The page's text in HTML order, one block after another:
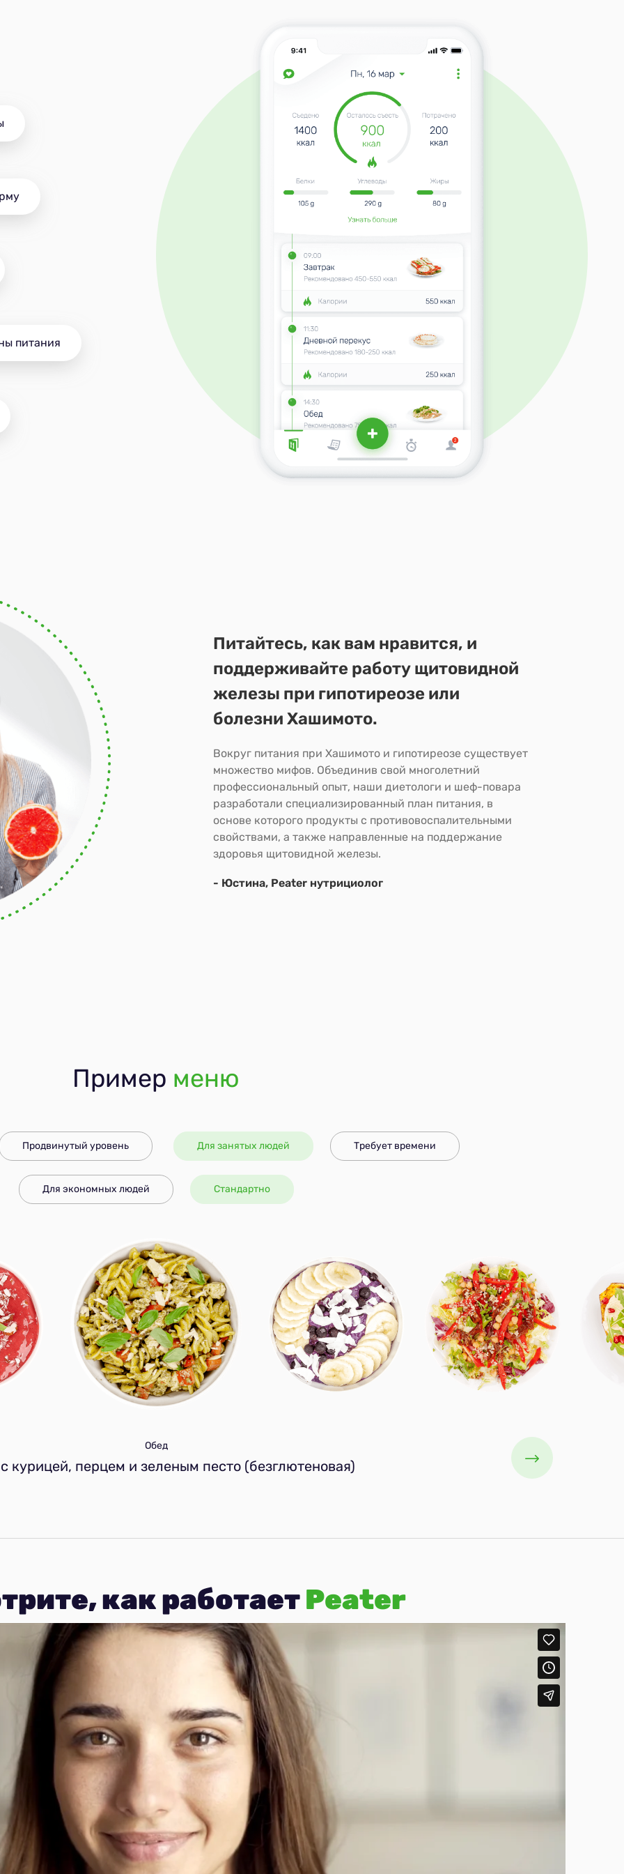
питания
Питайтесь, как вам нравится, и
поддерживайте работу щитовидной
железы при гипотиреозе или
болезни Хашимото.
Вокруг питания при Хашимото и гипотиреозе существует
множество мифов. Объединив свой многолетний
профессиональный опыт, наши диетологи и шеф-повара
разработали специализированный план питания, в
основе которого продукты с противовоспалительными
свойствами, а также направленные на поддержание
здоровья щитовидной железы.
- Юстина, Peater нутрициолог
Пример меню
Продвинутый уровень Для занятых людей Требует времени
Для экономных людей Стандартно
Обед
курицей, перцем и зеленым песто (безглютеновая)
как работаетPeater